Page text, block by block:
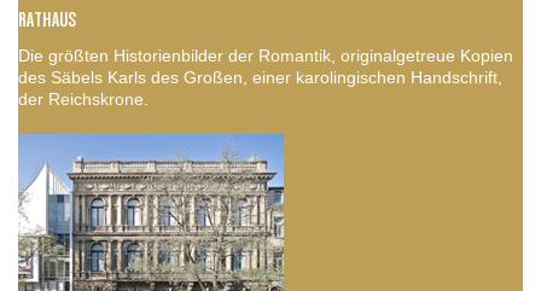
RATHAUS
Die größten Historienbilder der Romantik, originalgetreue Kopien
des Säbels Karls des Großen, einer karolingischen Handschrift,
der Reichskrone.